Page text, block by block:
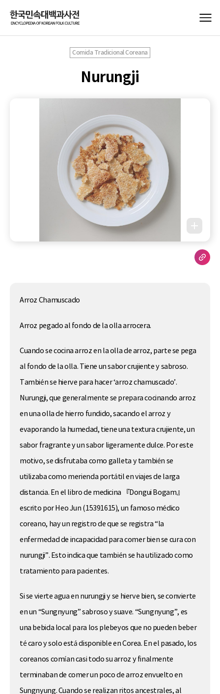
Comida Tradicional Coreana
Nurungji
Arroz Chamuscado
Arroz pegado al fondo de la olla arrocera.
Cuando se cocina arroz en la olla de arroz, parte se pega
al fondo de la olla. Tiene un sabor crujiente y sabroso.
También se hierve para hacer ‘arroz chamuscado’.
Nurungji, que generalmente se prepara cocinando arroz
en una olla de hierro fundido, sacando el arroz y
evaporando la humedad, tiene una textura crujiente, un
sabor fragrante y un sabor ligeramente dulce. Por este
motivo, se disfrutaba como galleta y también se
utilizaba como merienda portátil en viajes de larga
distancia. En el libro de medicina 『Dongui Bogam』
escrito por Heo Jun (15391615), un famoso médico
coreano, hay un registro de que se registra “la
enfermedad de incapacidad para comer bien se cura con
nurungji”. Esto indica que también se ha utilizado como
tratamiento para pacientes.
Si se vierte agua en nurungji y se hierve bien, se convierte
en un “Sungnyung” sabroso y suave. “Sungnyung”, es
una bebida local para los plebeyos que no pueden beber
té caro y solo está disponible en Corea. En el pasado, los
coreanos comían casi todo su arroz y finalmente
terminaban de comer un poco de arroz envuelto en
Sungnyung. Cuando se realizan ritos ancestrales, al